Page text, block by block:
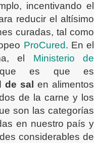
incentivando el
reducir el altísimo
curadas, tal como
ProCured. En el
el Ministerio de
es que es
de sal en alimentos
de la carne y los
son las categorías
en nuestro país y
considerables de